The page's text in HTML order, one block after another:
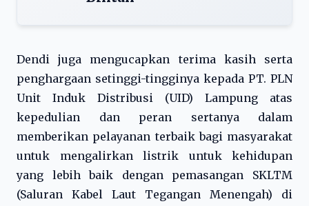
Dendi juga mengucapkan terima kasih serta
penghargaan setinggi-tingginya kepada PT. PLN
Unit Induk Distribusi (UID) Lampung atas
kepedulian dan peran sertanya dalam
memberikan pelayanan terbaik bagi masyarakat
untuk mengalirkan listrik untuk kehidupan
yang lebih baik dengan pemasangan SKLTM
(Saluran Kabel Laut Tegangan Menengah) di